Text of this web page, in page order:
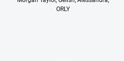
ORLY